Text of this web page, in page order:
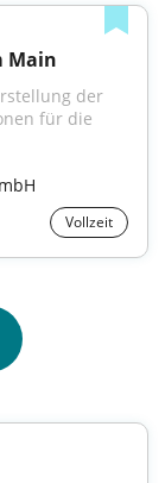
Main
der
für die
Vollzeit